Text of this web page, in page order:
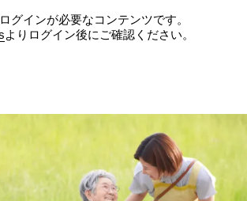
グインが必要なコンテンツです。
よりログイン後にご確認ください。